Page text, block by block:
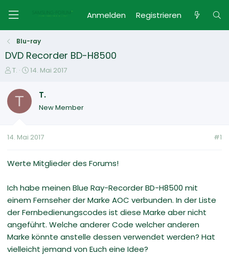
Anmelden Registrieren
Blu-ray
DVD Recorder BD-H8500
E
s
e
e
T.
E
t
e
t
m
14. Mai 2017
T T.
New Member
14. Mai 2017 #1
Werte Mitglieder des Forums!
Ich habe meinen Blue Ray-Recorder BD-H8500 mit
einem Fernseher der Marke AOC verbunden. In der Liste
der Fernbedienungscodes ist diese Marke aber nicht
angeführt. Welche anderer Code welcher anderen
Marke könnte anstelle dessen verwendet werden? Hat
vielleicht jemand von Euch eine Idee?